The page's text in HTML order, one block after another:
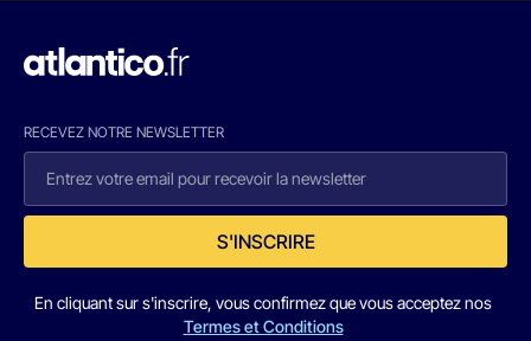
RECEVEZ NOTRE NEWSLETTER
S'INSCRIRE
En cliquant sur s'inscrire, vous confirmez que vous acceptez nos
Termes et Conditions